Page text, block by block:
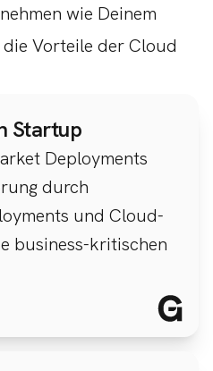
wie Deinem
Vorteile der Cloud
Startup
Deployments
durch
und Cloud-
business-kritischen